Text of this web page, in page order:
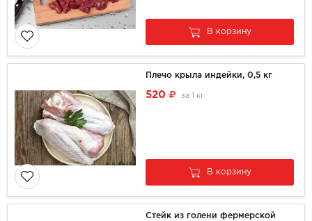
В корзину
Плечо крыла индейки, 0,5 кг
520 за 1 кг
В корзину
Стейк из голени фермерской